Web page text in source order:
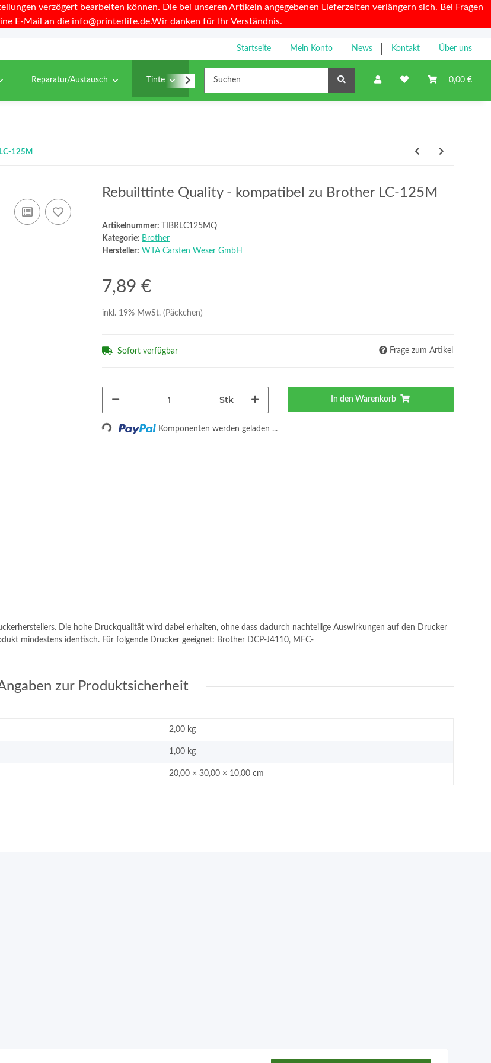
verzögert bearbeiten können. Die bei unseren Artikeln angegebenen Lieferzeiten verlängern sich. Bei Fragen
E-Mail an die info@printerlife.de.Wir danken für Ihr Verständnis.
Startseite Mein Konto News Kontakt Über uns
0,00 €
Reparatur/Austausch Tinte Toner
125M
Rebuilttinte Quality - kompatibel zu Brother LC-125M
Artikelnummer:
TIBRLC125MQ
Kategorie: Brother
Hersteller: WTA Carsten Weser GmbH
7,89 €
inkl. 19% MwSt. (Päckchen)
Sofort verfügbar Frage zum Artikel
Stk In den Warenkorb
Loading... Komponenten werden geladen ...
Die hohe Druckqualität wird dabei erhalten, ohne dass dadurch nachteilige Auswirkungen auf den Drucker
mindestens identisch. Für folgende Drucker geeignet: Brother DCP-J4110, MFC-
zur Produktsicherheit
2,00 kg
1,00 kg
20,00 × 30,00 × 10,00 cm